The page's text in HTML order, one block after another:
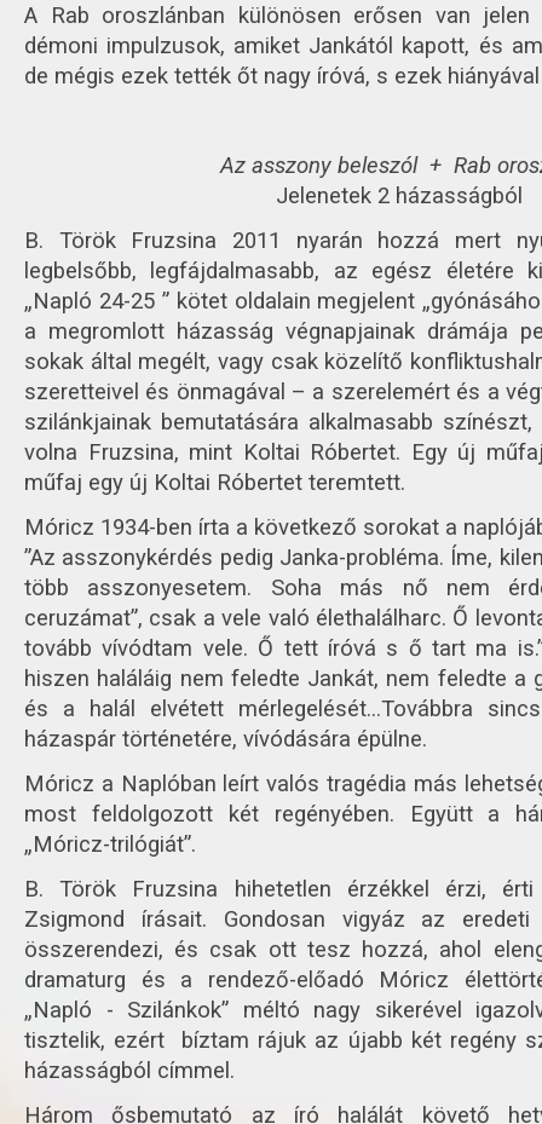
A Rab oroszlánban különösen erősen van
démoni impulzusok, amiket Jankától kapott, és
de mégis ezek tették őt nagy íróvá, s ezek
Az asszony beleszól + Rab
Jelenetek 2 házasságból
B. Török Fruzsina 2011 nyarán hozzá mert
legbelsőbb, legfájdalmasabb, az egész életére
„Napló 24-25 ” kötet oldalain megjelent
a megromlott házasság végnapjainak drámája
sokak által megélt, vagy csak közelítő
szeretteivel és önmagával – a szerelemért és a
szilánkjainak bemutatására alkalmasabb
volna Fruzsina, mint Koltai Róbertet. Egy új
műfaj egy új Koltai Róbertet teremtett.
Móricz 1934-ben írta a következő sorokat a
”Az asszonykérdés pedig Janka-probléma. Íme,
több asszonyesetem. Soha más nő nem
ceruzámat”, csak a vele való élethalálharc. Ő
tovább vívódtam vele. Ő tett íróvá s ő tart ma
hiszen haláláig nem feledte Jankát, nem feledte a
és a halál elvétett mérlegelését…Továbbra
házaspár történetére, vívódására épülne.
Móricz a Naplóban leírt valós tragédia más
most feldolgozott két regényében. Együtt a
„Móricz-trilógiát”.
B. Török Fruzsina hihetetlen érzékkel érzi,
Zsigmond írásait. Gondosan vigyáz az eredeti
összerendezi, és csak ott tesz hozzá, ahol
dramaturg és a rendező-előadó Móricz
„Napló - Szilánkok” méltó nagy sikerével
tisztelik, ezért bíztam rájuk az újabb két regény
házasságból címmel.
Három ősbemutató az író halálát követő